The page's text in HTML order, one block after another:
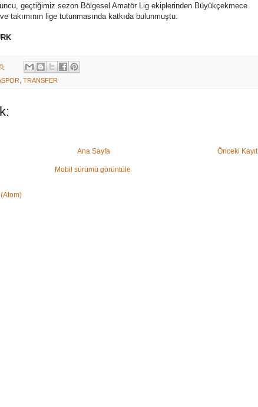
geçtiğimiz sezon Bölgesel Amatör Lig ekiplerinden Büyükçekmece
takımının lige tutunmasında katkıda bulunmuştu.
TRANSFER
Önceki Kayıt
Ana Sayfa
Mobil sürümü görüntüle
(Atom)